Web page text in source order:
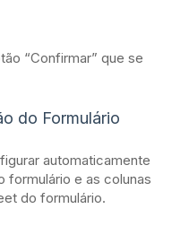
“Confirmar” que se
do Formulário
automaticamente
formulário e as colunas
do formulário.